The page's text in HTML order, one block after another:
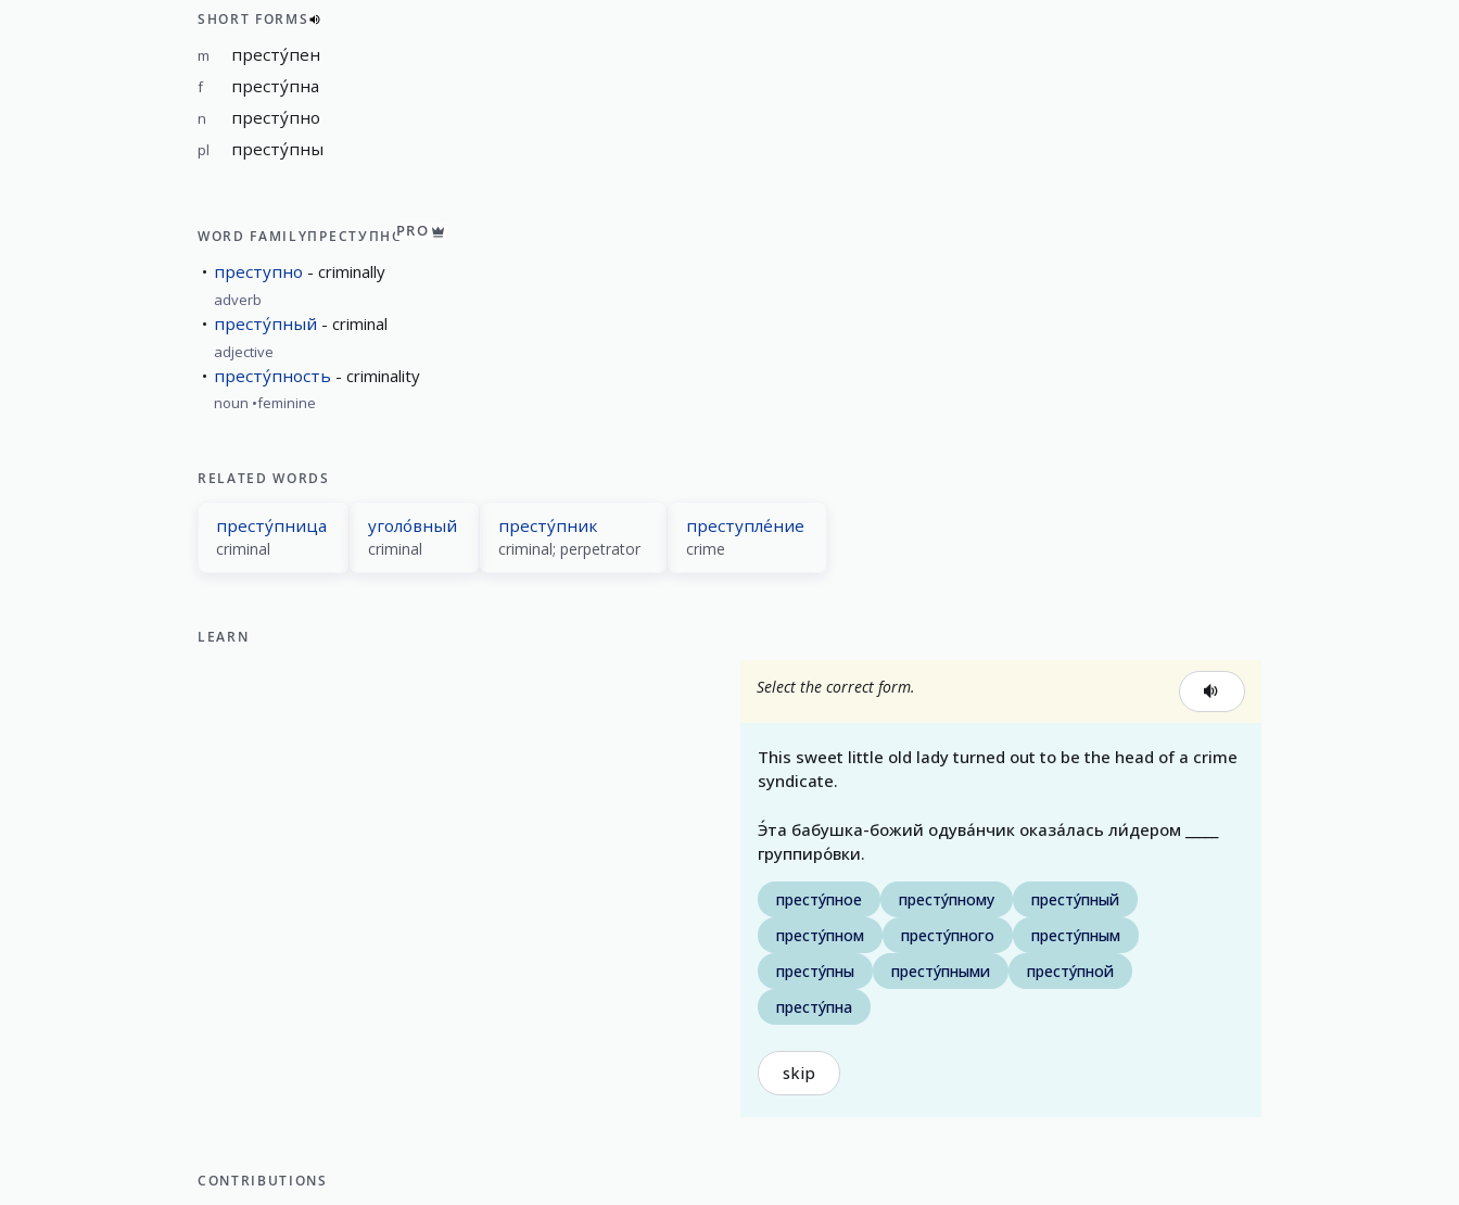
SHORT FORMS
m престу́пен
f престу́пна
n престу́пно
pl престу́пны
WORD FAMILYПРЕСТУПНОPRO
преступно criminally
adverb
престу́пный criminal
adjective
престу́пность criminality
noun feminine
RELATED WORDS
престу́пница
criminal
уголо́вный
criminal
престу́пник
criminal; perpetrator
преступле́ние
crime
LEARN
Select the correct form.
This sweet little old lady turned out to be the head of a crime
syndicate.
Э́та бабушка-божий одува́нчик оказа́лась ли́дером _____
группиро́вки.
престу́пное престу́пному
престу́пный
престу́пном
престу́пного
престу́пным
престу́пны
престу́пными
престу́пной
престу́пна
skip
CONTRIBUTIONS